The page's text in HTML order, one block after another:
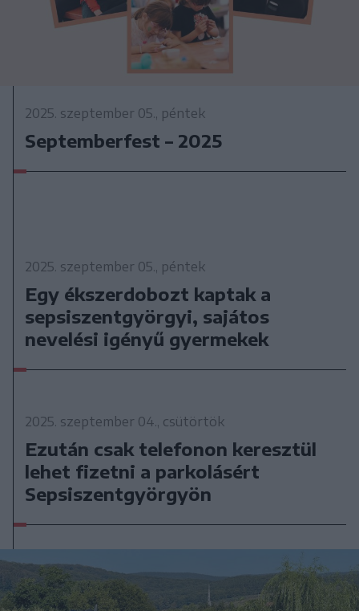
2025. szeptember 05., péntek
Septemberfest – 2025
2025. szeptember 05., péntek
Egy ékszerdobozt kaptak a
sepsiszentgyörgyi, sajátos
nevelési igényű gyermekek
2025. szeptember 04., csütörtök
Ezután csak telefonon keresztül
lehet fizetni a parkolásért
Sepsiszentgyörgyön